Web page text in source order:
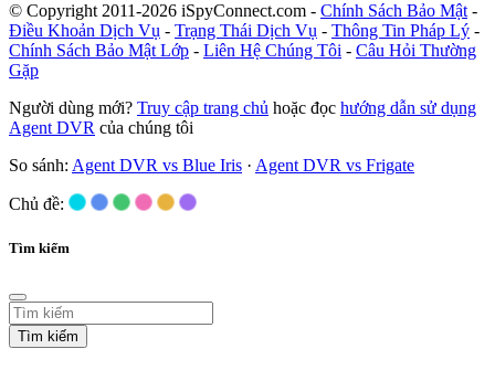
© Copyright 2011-2026 iSpyConnect.com - Chính Sách Bảo Mật -
Điều Khoản Dịch Vụ - Trạng Thái Dịch Vụ - Thông Tin Pháp Lý -
Chính Sách Bảo Mật Lớp - Liên Hệ Chúng Tôi - Câu Hỏi Thường
Gặp
Người dùng mới? Truy cập trang chủ hoặc đọc hướng dẫn sử dụng
Agent DVR của chúng tôi
So sánh: Agent DVR vs Blue Iris · Agent DVR vs Frigate
Chủ đề:
Tìm kiếm
Tìm kiếm